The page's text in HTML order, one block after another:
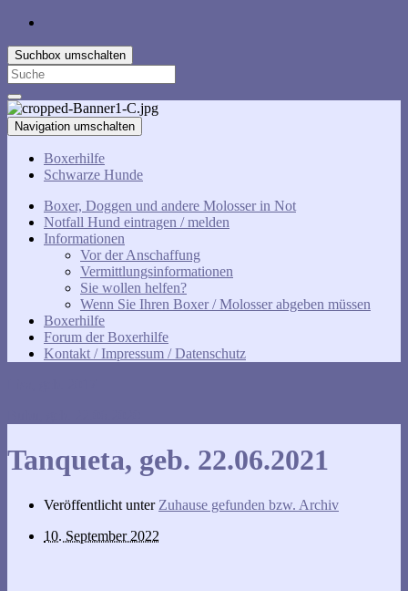
Suchbox umschalten
Search
for:
Navigation umschalten
Boxerhilfe
Schwarze Hunde
Boxer, Doggen und andere Molosser in Not
Notfall Hund eintragen / melden
Informationen
Vor der Anschaffung
Vermittlungsinformationen
Sie wollen helfen?
Wenn Sie Ihren Boxer / Molosser abgeben müssen
Boxerhilfe
Forum der Boxerhilfe
Kontakt / Impressum / Datenschutz
Tanqueta, geb. 22.06.2021
Veröffentlicht unter Zuhause gefunden bzw. Archiv
10. September 2022